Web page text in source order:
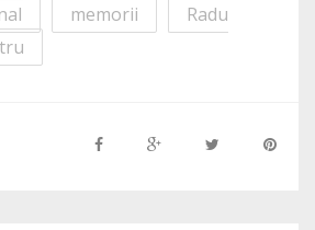
memorii
Radu